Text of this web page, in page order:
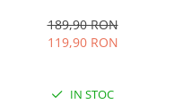
umed/uscata, 5 Functii, Ideal
pentru alimente sensibile,
189,90 RON
119,90 RON
IN STOC